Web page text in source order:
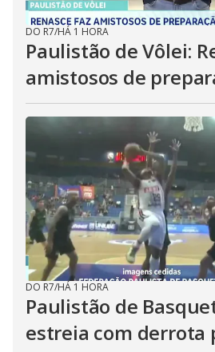
DO R7/HÁ 1 HORA
Paulistão de Vôlei:
amistosos de
DO R7/HÁ 1 HORA
Paulistão de
estreia com derrota